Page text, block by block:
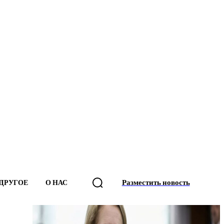
О НАС Разместить новость